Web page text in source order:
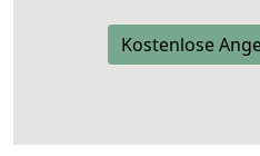
Kostenlose